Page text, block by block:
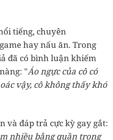
tiếng, chuyên
hay nấu ăn. Trong
đã có bình luận khiếm
"Áo ngực của cô có
vậy, cô không thấy khó
và đáp trả cực kỳ gay gắt:
nhiều bằng quần trong